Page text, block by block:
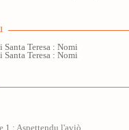
Teresa : Nomi
Teresa : Nomi
1 : Aspettendu l'aviò